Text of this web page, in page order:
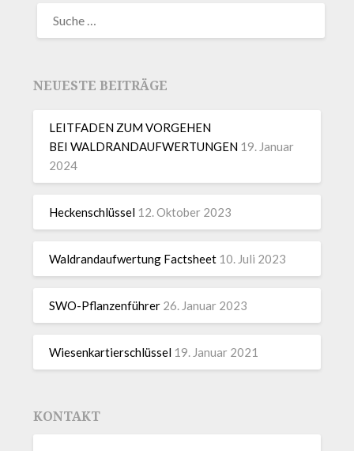
NEUESTE BEITRÄGE
LEITFADEN ZUM VORGEHEN
BEI WALDRANDAUFWERTUNGEN 19. Januar
2024
Heckenschlüssel 12. Oktober 2023
Waldrandaufwertung Factsheet 10. Juli 2023
SWO-Pflanzenführer 26. Januar 2023
Wiesenkartierschlüssel 19. Januar 2021
KONTAKT